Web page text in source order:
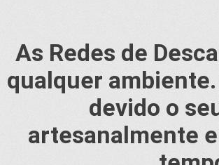
As Redes de
qualquer
devido o
artesanalmente